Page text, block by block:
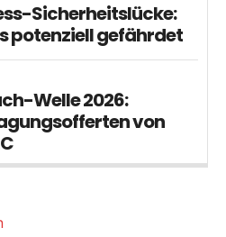
Sicherheitslücke:
potenziell gefährdet
Welle 2026:
von